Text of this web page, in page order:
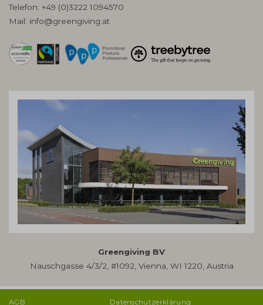
Telefon: +49 (0)3222 1094570
Mail: info@greengiving.at
Greengiving BV
Nauschgasse 4/3/2, #1092, Vienna, WI 1220, Austria
AGB Datenschutzerklärung